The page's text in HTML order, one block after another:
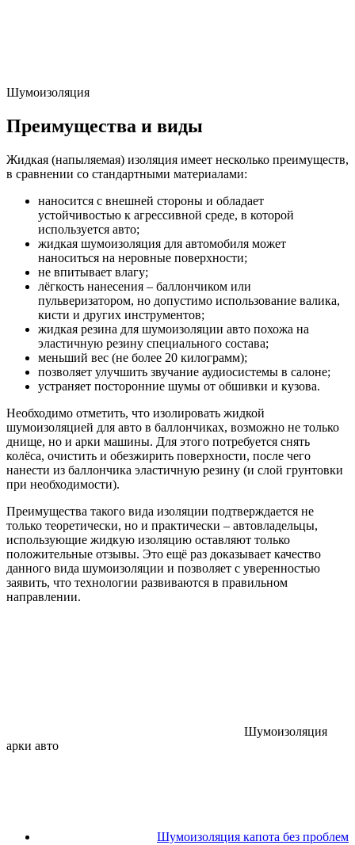
Шумоизоляция
Преимущества и виды
Жидкая (напыляемая) изоляция имеет несколько преимуществ,
в сравнении со стандартными материалами:
наносится с внешней стороны и обладает
устойчивостью к агрессивной среде, в которой
используется авто;
жидкая шумоизоляция для автомобиля может
наноситься на неровные поверхности;
не впитывает влагу;
лёгкость нанесения – баллончиком или
пульверизатором, но допустимо использование валика,
кисти и других инструментов;
жидкая резина для шумоизоляции авто похожа на
эластичную резину специального состава;
меньший вес (не более 20 килограмм);
позволяет улучшить звучание аудиосистемы в салоне;
устраняет посторонние шумы от обшивки и кузова.
Необходимо отметить, что изолировать жидкой
шумоизоляцией для авто в баллончиках, возможно не только
днище, но и арки машины. Для этого потребуется снять
колёса, очистить и обезжирить поверхности, после чего
нанести из баллончика эластичную резину (и слой грунтовки
при необходимости).
Преимущества такого вида изоляции подтверждается не
только теоретически, но и практически – автовладельцы,
использующие жидкую изоляцию оставляют только
положительные отзывы. Это ещё раз доказывает качество
данного вида шумоизоляции и позволяет с уверенностью
заявить, что технологии развиваются в правильном
направлении.
Шумоизоляция
арки авто
Шумоизоляция капота без проблем